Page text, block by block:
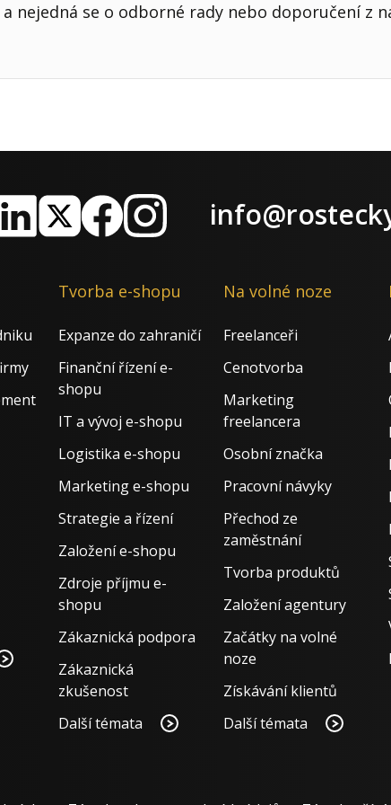
nejedná se o odborné rady nebo doporučení z
Tvorba e-shopu
Expanze do zahraničí
Finanční řízení e-
shopu
IT a vývoj e-shopu
Logistika e-shopu
Marketing e-shopu
Strategie a řízení
Založení e-shopu
Zdroje příjmu e-
shopu
Zákaznická podpora
Zákaznická
zkušenost
Další témata
Na volné noze
Freelanceři
Cenotvorba
Marketing
freelancera
Osobní značka
Pracovní návyky
Přechod ze
zaměstnání
Tvorba produktů
Založení agentury
Začátky na volné
noze
Získávání klientů
Další témata